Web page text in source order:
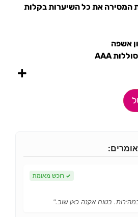
המסירה את כל השיערות בקלות
אשפה
✓ רוכש מאומת
בטוח אקנה כאן שוב."